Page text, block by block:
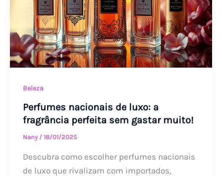
Beleza
Perfumes nacionais de luxo: a
fragrância perfeita sem gastar muito!
Nany / 18/01/2025
Descubra como escolher perfumes nacionais
de luxo que rivalizam com importados,
perfeita
sem
gastar
muito!